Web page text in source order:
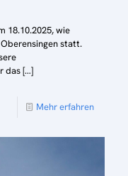
18.10.2025, wie
statt.
das[…]
Mehr erfahren